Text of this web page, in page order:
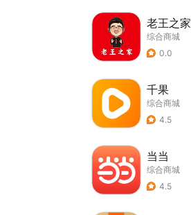
老王之家
综合商城
0.0
千果
综合商城
4.5
当当
综合商城
4.5